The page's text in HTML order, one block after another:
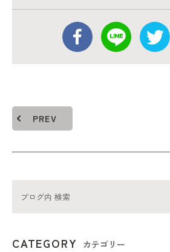
PREV
CATEGORY カテゴリー